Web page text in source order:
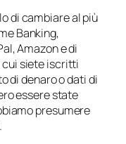
di cambiare al più
Banking,
Amazon e di
cui siete iscritti
di denaro o dati di
essere state
presumere